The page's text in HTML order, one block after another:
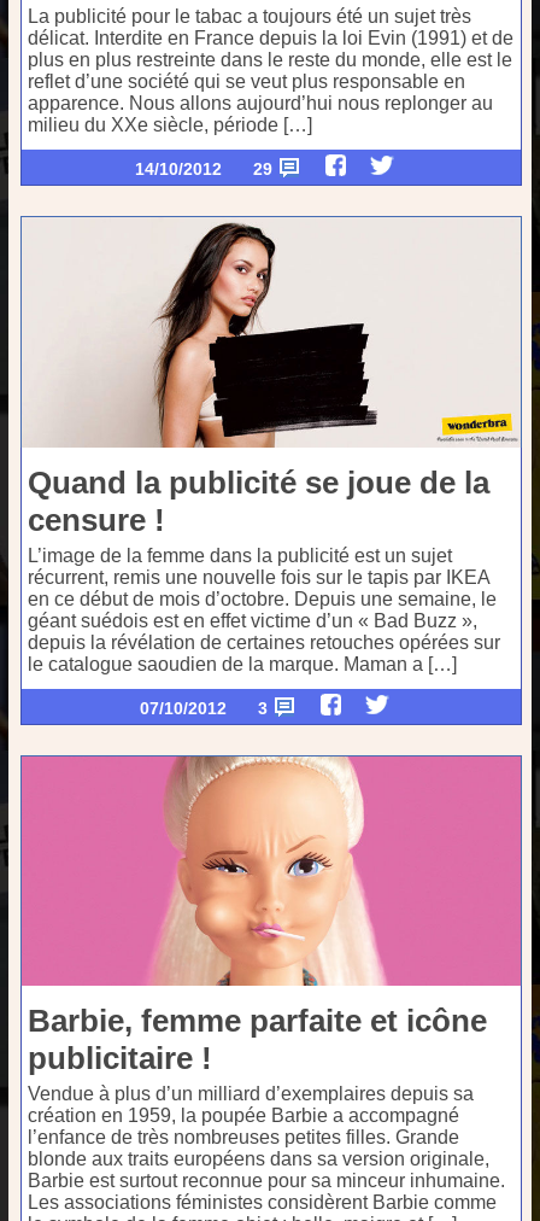
La publicité pour le tabac a toujours été un sujet très
délicat. Interdite en France depuis la loi Evin (1991) et de
plus en plus restreinte dans le reste du monde, elle est le
reflet d’une société qui se veut plus responsable en
apparence. Nous allons aujourd’hui nous replonger au
milieu du XXe siècle, période […]
14/10/2012 29
Quand la publicité se joue de la
censure !
L’image de la femme dans la publicité est un sujet
récurrent, remis une nouvelle fois sur le tapis par IKEA
en ce début de mois d’octobre. Depuis une semaine, le
géant suédois est en effet victime d’un « Bad Buzz »,
depuis la révélation de certaines retouches opérées sur
le catalogue saoudien de la marque. Maman a […]
07/10/2012 3
Barbie, femme parfaite et icône
publicitaire !
Vendue à plus d’un milliard d’exemplaires depuis sa
création en 1959, la poupée Barbie a accompagné
l’enfance de très nombreuses petites filles. Grande
blonde aux traits européens dans sa version originale,
Barbie est surtout reconnue pour sa minceur inhumaine.
Les associations féministes considèrent Barbie comme